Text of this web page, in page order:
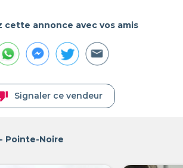
cette annonce avec vos amis
Signaler ce vendeur
Pointe-Noire